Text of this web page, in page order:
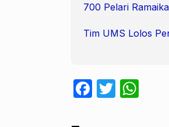
700 Pelari
Tim UMS Lolos
F
T